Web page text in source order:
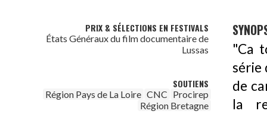
PRIX & SÉLECTIONS EN FESTIVALS
États Généraux du film documentaire de
Lussas
SOUTIENS
Région Pays de La Loire CNC Procirep
Région Bretagne
"Ca
série
de
la